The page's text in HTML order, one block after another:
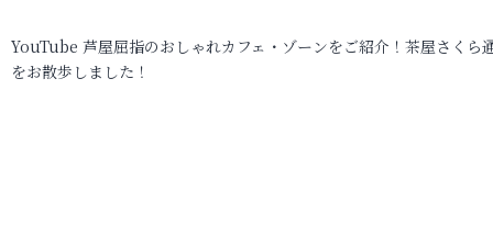
YouTube 芦屋屈指のおしゃれカフェ・ゾーンをご紹介！茶屋さくら
をお散歩しました！